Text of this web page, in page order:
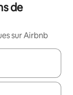
de
sur Airbnb
flèches vers le